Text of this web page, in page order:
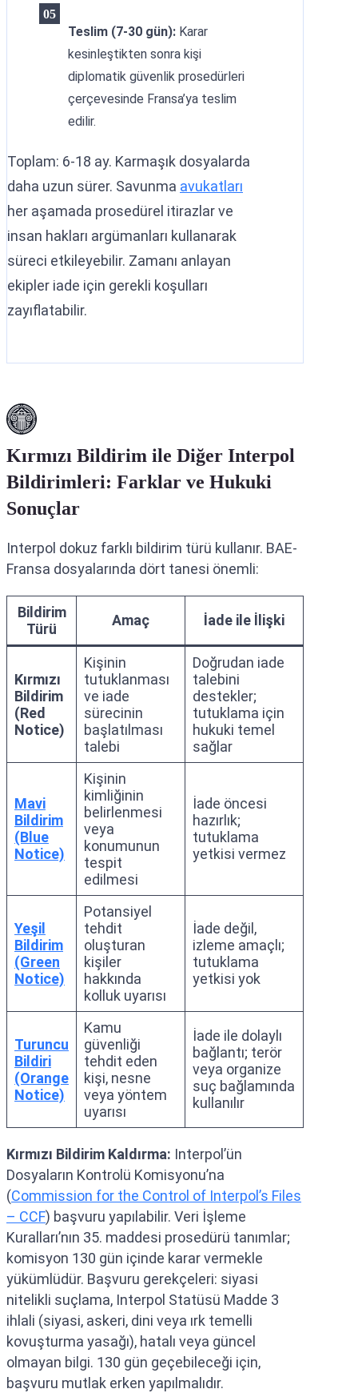
Teslim (7-30 gün): Karar
kesinleştikten sonra kişi
diplomatik güvenlik prosedürleri
çerçevesinde Fransa’ya teslim
edilir.
Toplam: 6-18 ay. Karmaşık dosyalarda
daha uzun sürer. Savunma avukatları
her aşamada prosedürel itirazlar ve
insan hakları argümanları kullanarak
süreci etkileyebilir. Zamanı anlayan
ekipler iade için gerekli koşulları
zayıflatabilir.
Kırmızı Bildirim ile Diğer Interpol
Bildirimleri: Farklar ve Hukuki
Sonuçlar
Interpol dokuz farklı bildirim türü kullanır. BAE-
Fransa dosyalarında dört tanesi önemli:
Bildirim
Türü
Amaç İade ile İlişki
Kırmızı
Bildirim
(Red
Notice)
Kişinin
tutuklanması
ve iade
sürecinin
başlatılması
talebi
Doğrudan iade
talebini
destekler;
tutuklama için
hukuki temel
sağlar
Mavi
Bildirim
(Blue
Notice)
Kişinin
kimliğinin
belirlenmesi
veya
konumunun
tespit
edilmesi
İade öncesi
hazırlık;
tutuklama
yetkisi vermez
Yeşil
Bildirim
(Green
Notice)
Potansiyel
tehdit
oluşturan
kişiler
hakkında
kolluk uyarısı
İade değil,
izleme amaçlı;
tutuklama
yetkisi yok
Turuncu
Bildiri
(Orange
Notice)
Kamu
güvenliği
tehdit eden
kişi, nesne
veya yöntem
uyarısı
İade ile dolaylı
bağlantı; terör
veya organize
suç bağlamında
kullanılır
Kırmızı Bildirim Kaldırma: Interpol’ün
Dosyaların Kontrolü Komisyonu’na
(Commission for the Control of Interpol’s Files
– CCF) başvuru yapılabilir. Veri İşleme
Kuralları’nın 35. maddesi prosedürü tanımlar;
komisyon 130 gün içinde karar vermekle
yükümlüdür. Başvuru gerekçeleri: siyasi
nitelikli suçlama, Interpol Statüsü Madde 3
ihlali (siyasi, askeri, dini veya ırk temelli
kovuşturma yasağı), hatalı veya güncel
olmayan bilgi. 130 gün geçebileceği için,
başvuru mutlak erken yapılmalıdır.